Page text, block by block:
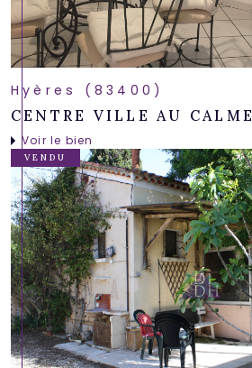
Hyères (83400)
CENTRE VILLE AU CALME
Voir le bien
VENDU